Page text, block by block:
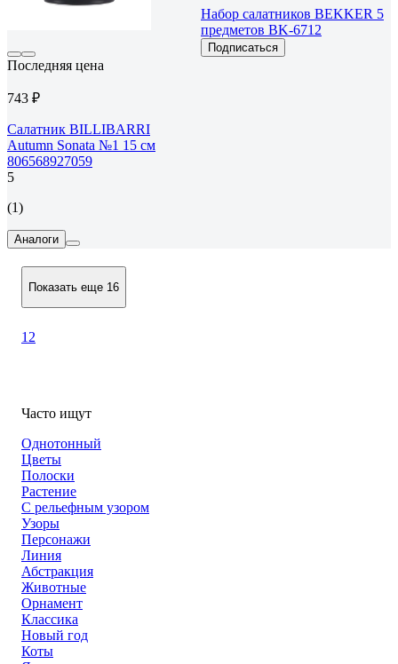
Последняя цена
743 ₽
Салатник BILLIBARRI
Autumn Sonata №1 15 см
806568927059
5
(1)
Аналоги
Набор салатников BEKKER 5
предметов BK-6712
Подписаться
Показать еще 16
1 2
Часто ищут
Однотонный
Цветы
Полоски
Растение
С рельефным узором
Узоры
Персонажи
Линия
Абстракция
Животные
Орнамент
Классика
Новый год
Коты